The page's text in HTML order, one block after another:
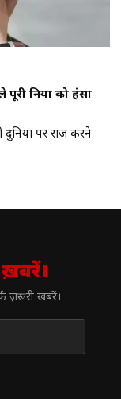
दुनिया को हंसा
दुनिया पर राज करने
ख़बरें।
ज़रूरी खबरें।